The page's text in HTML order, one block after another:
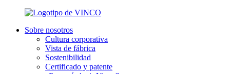
Sobre nosotros
Cultura corporativa
Vista de fábrica
Sostenibilidad
Certificado y patente